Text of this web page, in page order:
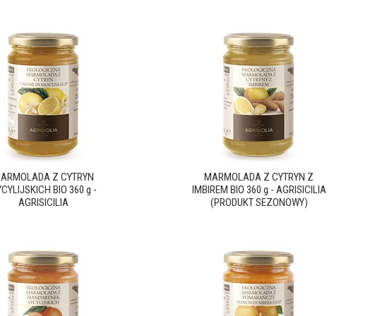
Z CYTRYN
BIO 360 g -
AGRISICILIA
MARMOLADA Z CYTRYN Z
IMBIREM BIO 360 g - AGRISICILIA
(PRODUKT SEZONOWY)